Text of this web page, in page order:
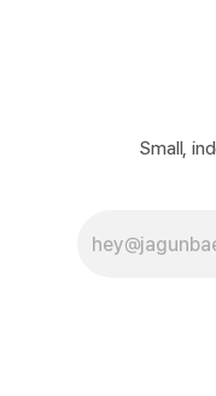
Small,